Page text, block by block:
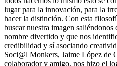
lugar para la innovación, para la
hacer la distinción. Con esta
buscar nuestra imagen saliéndonos
nombre divertido y que nos
credibilidad y sí asociando
Soci@l Monkers, Jaime López de
colaborador y amigo, nos hizo el